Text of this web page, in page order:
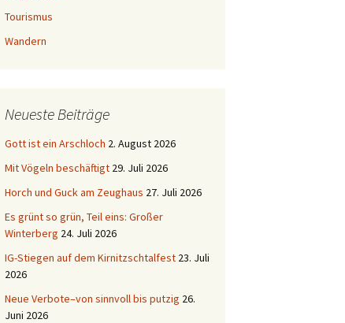
Tourismus
Wandern
Neueste Beiträge
Gott ist ein Arschloch 2. August 2026
Mit Vögeln beschäftigt 29. Juli 2026
Horch und Guck am Zeughaus 27. Juli 2026
Es grünt so grün, Teil eins: Großer
Winterberg 24. Juli 2026
IG-Stiegen auf dem Kirnitzschtalfest 23. Juli
2026
Neue Verbote–von sinnvoll bis putzig 26.
Juni 2026